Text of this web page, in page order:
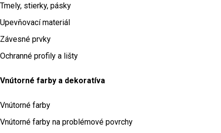
Tmely, stierky, pásky
Upevňovací materiál
Závesné prvky
Ochranné profily a lišty
Vnútorné farby a dekoratíva
Vnútorné farby
Vnútorné farby na problémové povrchy